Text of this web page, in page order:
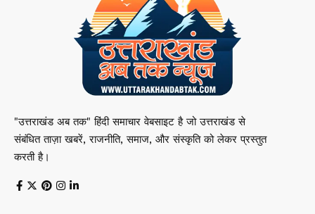
"उत्तराखंड अब तक" हिंदी समाचार वेबसाइट है जो उत्तराखंड से
संबंधित ताज़ा खबरें, राजनीति, समाज, और संस्कृति को लेकर प्रस्तुत
करती है।